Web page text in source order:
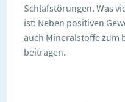
Schlafstörungen. Was
ist: Neben positiven
auch Mineralstoffe zum
beitragen.